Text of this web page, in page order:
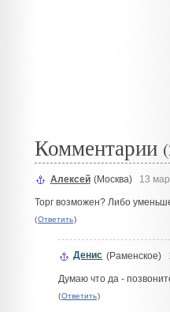
Комментарии
#Алексей (Москва) 13
Торг возможен? Либо
(Ответить)
#Денис (Раменское)
Думаю что да -
(Ответить)